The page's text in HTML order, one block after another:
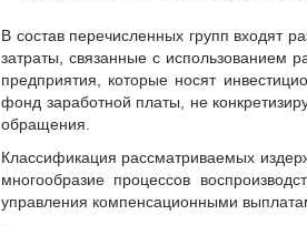
В состав перечисленных групп входят
затраты, связанные с использованием
предприятия, которые носят
фонд заработной платы, не
обращения.
Классификация рассматриваемых
многообразие процессов
управления компенсационными